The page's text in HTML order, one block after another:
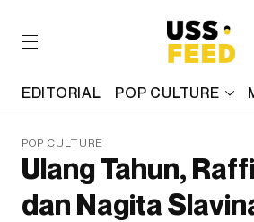
EDITORIAL POP CULTURE
POP CULTURE
Ulang Tahun,
dan Nagita